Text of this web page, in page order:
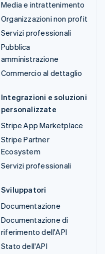
Media e intrattenimento
Organizzazioni non profit
Servizi professionali
Pubblica
amministrazione
Commercio al dettaglio
Integrazioni e soluzioni
personalizzate
Stripe App Marketplace
Stripe Partner
Ecosystem
Servizi professionali
Sviluppatori
Documentazione
Documentazione di
riferimento dell'API
Stato dell'API